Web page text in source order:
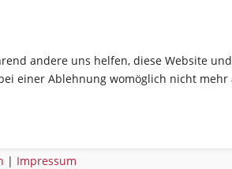
andere uns helfen, diese Website
einer Ablehnung womöglich nicht
| Impressum